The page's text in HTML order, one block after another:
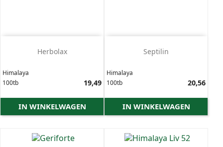
Herbolax
Himalaya
100tb
19,49
IN WINKELWAGEN
Septilin
Himalaya
100tb
20,56
IN WINKELWAGEN